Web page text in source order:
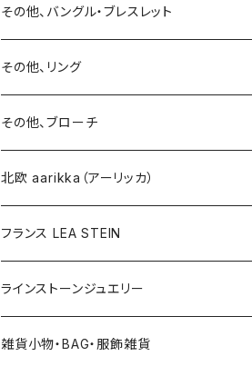
15号以上
ピアス
イヤリング
ブローチ
その他
バングル・ブレスレット
ブローチ
ネックレス
イヤリング
その他、バングル・ブレスレット
その他、リング
その他、ブローチ
北欧 aarikka（アーリッカ）
フランス LEA STEIN
ラインストーンジュエリー
雑貨小物・BAG・服飾雑貨